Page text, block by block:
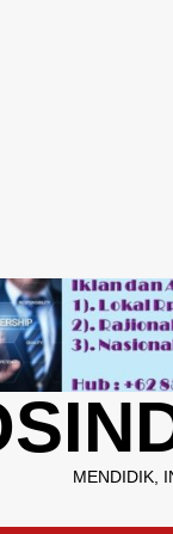
to
content
MENDIDIK,